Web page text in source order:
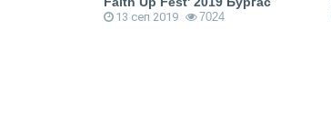
13 сеп 2019 7024